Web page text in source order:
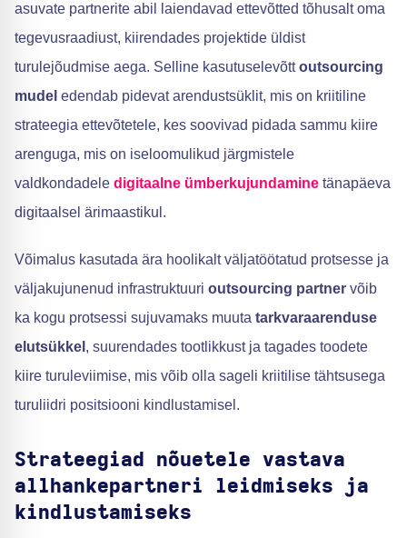
asuvate partnerite abil laiendavad ettevõtted tõhusalt oma
tegevusraadiust, kiirendades projektide üldist
turulejõudmise aega. Selline kasutuselevõttoutsourcing
mudel edendab pidevat arendustsüklit, mis on kriitiline
strateegia ettevõtetele, kes soovivad pidada sammu kiire
arenguga, mis on iseloomulikud järgmistele
valdkondadele digitaalne ümberkujundamine tänapäeva
digitaalsel ärimaastikul.
Võimalus kasutada ära hoolikalt väljatöötatud protsesse ja
väljakujunenud infrastruktuuri outsourcing partner võib
ka kogu protsessi sujuvamaks muuta tarkvaraarenduse
elutsükkel , suurendades tootlikkust ja tagades toodete
kiire turuleviimise, mis võib olla sageli kriitilise tähtsusega
turuliidri positsiooni kindlustamisel.
Strateegiad nõuetele vastava
allhankepartneri leidmiseks ja
kindlustamiseks